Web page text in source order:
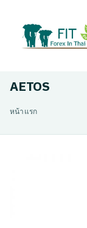
AETOS
หน้าแรก